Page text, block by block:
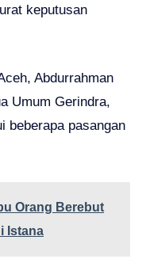
keputusan
Abdurrahman
Umum Gerindra,
beberapa pasangan
Orang Berebut
Istana